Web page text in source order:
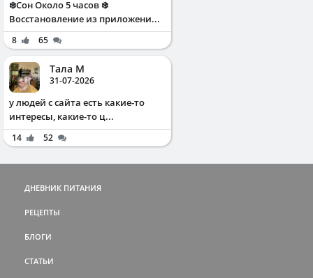
❄️Сон Около 5 часов ❄️
Восстановление из приложени...
8 65
Тала М
31-07-2026
у людей с сайта есть какие-то
интересы, какие-то ц...
14 52
ДНЕВНИК ПИТАНИЯ
РЕЦЕПТЫ
БЛОГИ
СТАТЬИ